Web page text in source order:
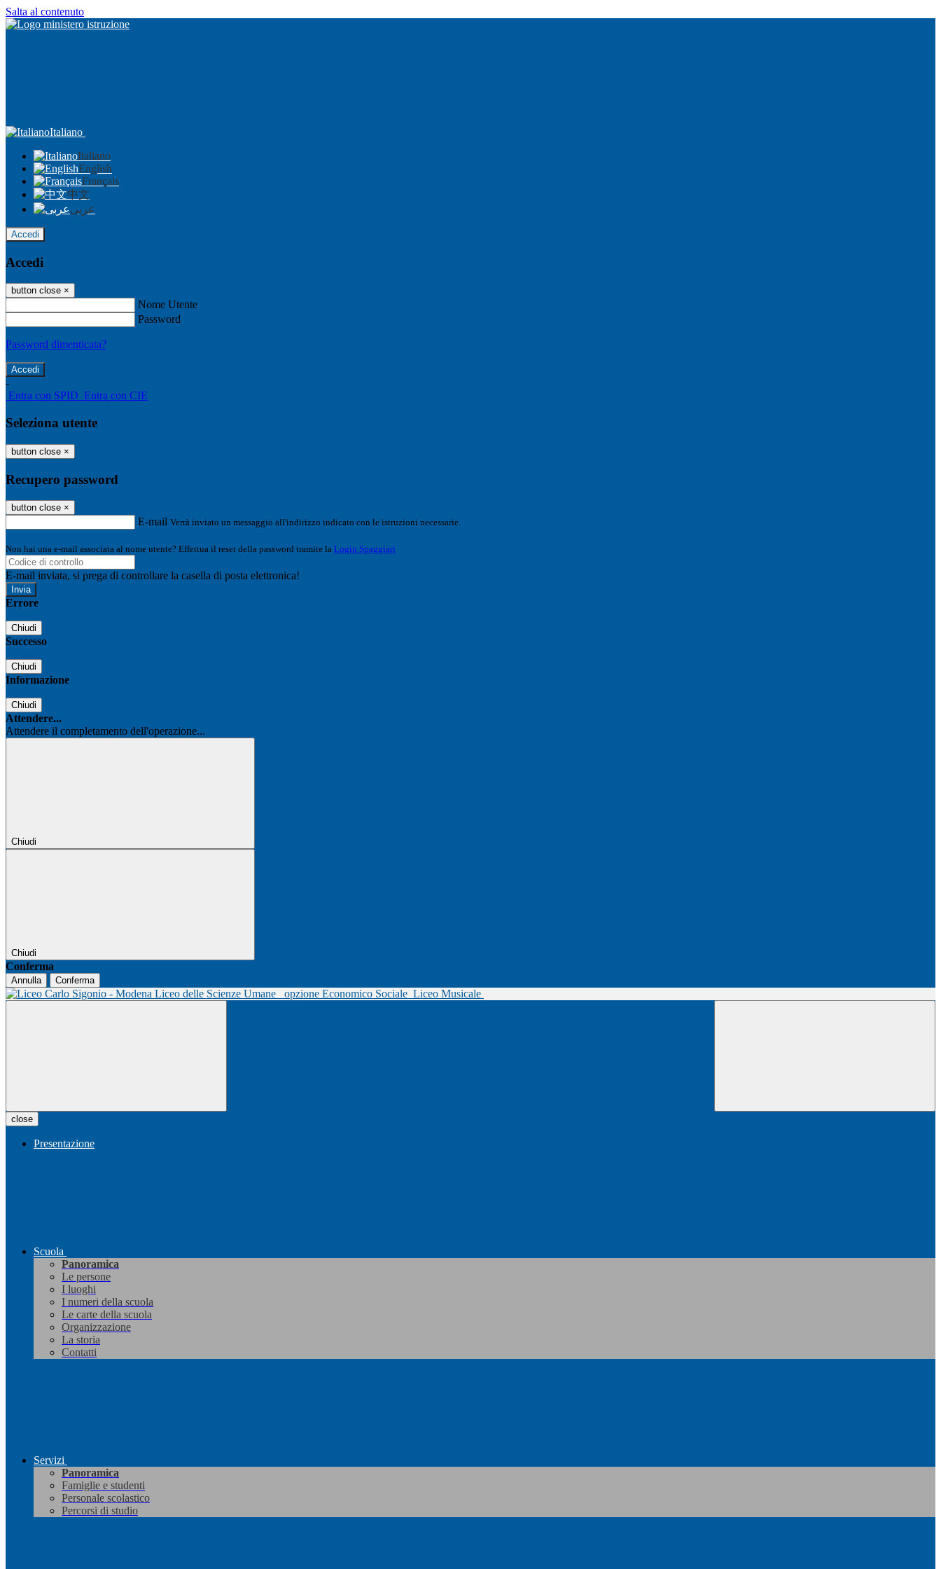
Salta al contenuto
Italiano
Italiano
English
Français
中文
عربى
Accedi
Accedi
button close ×
Nome Utente
Password
Password dimenticata?
-
Entra con SPID Entra con CIE
Seleziona utente
button close ×
Recupero password
button close ×
E-mail Verrà inviato un messaggio all'indirizzo indicato con le istruzioni necessarie.
Non hai una e-mail associata al nome utente? Effettua il reset della password tramite la Login Spaggiari
E-mail inviata, si prega di controllare la casella di posta elettronica!
Errore
Chiudi
Successo
Chiudi
Informazione
Chiudi
Attendere...
Attendere il completamento dell'operazione...
Chiudi
Chiudi
Conferma
Annulla Conferma
Liceo delle Scienze Umane opzione Economico Sociale Liceo Musicale
close
Presentazione
Scuola
Panoramica
Le persone
I luoghi
I numeri della scuola
Le carte della scuola
Organizzazione
La storia
Contatti
Servizi
Panoramica
Famiglie e studenti
Personale scolastico
Percorsi di studio